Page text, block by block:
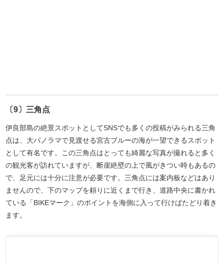
〔9〕三角点
伊良部島の絶景スポットとしてSNSでも多くの投稿がみられる三角
点は、大パノラマで見渡せる宮古ブルーの海が一望できるスポット
として有名です。この三角点はとっても綺麗な写真が撮れると多く
の観光客が訪れていますが、断崖絶壁の上で風がきつい時もあるの
で、足元には十分に注意が必要です。三角点には案内板などはあり
ませんので、下のマップを頼りに近くまで行き、道路中央に書かれ
ている「BIKEマーク」のポイントを海側に入って行けばたどり着き
ます。